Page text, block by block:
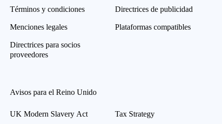
Términos y condiciones
Menciones legales
Directrices para socios
proveedores
Directrices de publicidad
Plataformas compatibles
Avisos para el Reino Unido
UK Modern Slavery Act Tax Strategy